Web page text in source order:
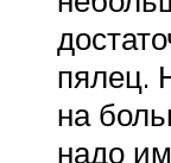
пялец.
на
надо